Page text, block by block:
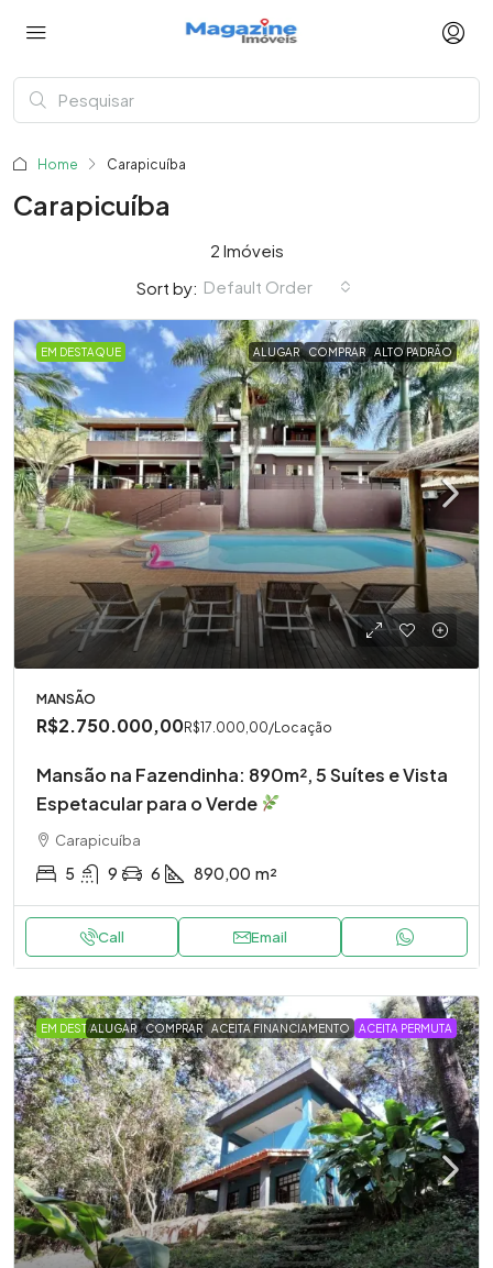
Home Carapicuíba
Carapicuíba
2 Imóveis
Sort by: Default Order
EM DESTAQUE ALUGAR COMPRAR ALTO PADRÃO
MANSÃO
R$2.750.000,00R$17.000,00/Locação
Mansão na Fazendinha: 890m², 5 Suítes e Vista
Espetacular para o Verde
Carapicuíba
5 9 6 890,00 m²
Call Email
EM DESTAQUE
ALUGAR COMPRAR ACEITA FINANCIAMENTO ACEITA PERMUTA